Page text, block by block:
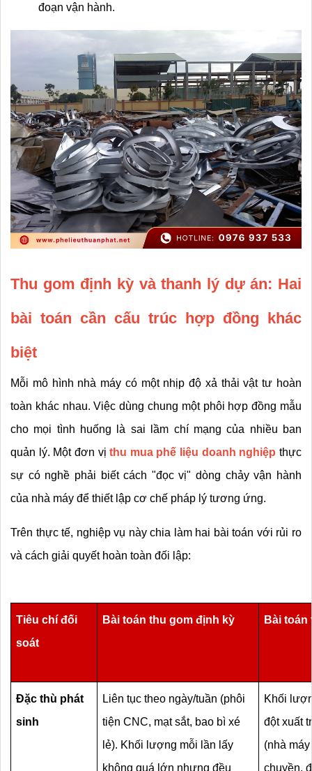
đoạn vận hành.
Thu gom định kỳ và thanh lý dự án: Hai
bài toán cần cấu trúc hợp đồng khác
biệt
Mỗi mô hình nhà máy có một nhịp độ xả thải vật tư hoàn
toàn khác nhau. Việc dùng chung một phôi hợp đồng mẫu
cho mọi tình huống là sai lầm chí mạng của nhiều ban
quản lý. Một đơn vị thu mua phế liệu doanh nghiệp thực
sự có nghề phải biết cách "đọc vị" dòng chảy vận hành
của nhà máy để thiết lập cơ chế pháp lý tương ứng.
Trên thực tế, nghiệp vụ này chia làm hai bài toán với rủi ro
và cách giải quyết hoàn toàn đối lập:
Tiêu chí đối
soát
Bài toán thu gom định kỳ Bài
Đặc thù phát
sinh
Liên tục theo ngày/tuần (phôi
tiện CNC, mạt sắt, bao bì xé
lẻ). Khối lượng mỗi lần lấy
không quá lớn nhưng đều
Khối
đột xuất
(nhà
chuyền,